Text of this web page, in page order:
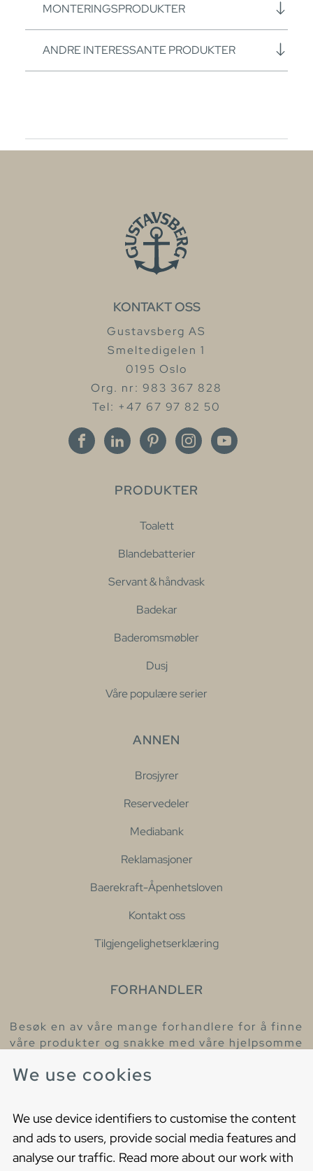
We use cookies
We use device identifiers to customise the content
and ads to users, provide social media features and
analyse our traffic. Read more about our work with
MONTERINGSPRODUKTER
ANDRE INTERESSANTE PRODUKTER
KONTAKT OSS
Gustavsberg AS
Smeltedigelen 1
0195 Oslo
Org. nr: 983 367 828
Tel: +47 67 97 82 50
PRODUKTER
Toalett
Blandebatterier
Servant & håndvask
Badekar
Baderomsmøbler
Dusj
Våre populære serier
ANNEN
Brosjyrer
Reservedeler
Mediabank
Reklamasjoner
Baerekraft-Åpenhetsloven
Kontakt oss
Tilgjengelighetserklæring
FORHANDLER
Besøk en av våre mange forhandlere for å finne
våre produkter og snakke med våre hjelpsomme